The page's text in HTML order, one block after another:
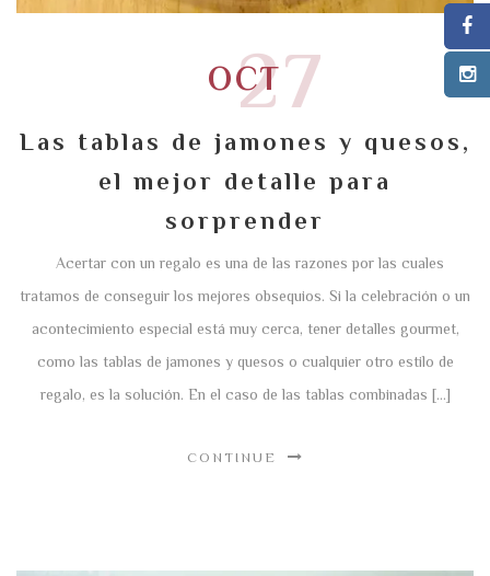
27
OCT
Las tablas de jamones y quesos,
el mejor detalle para
sorprender
Acertar con un regalo es una de las razones por las cuales
tratamos de conseguir los mejores obsequios. Si la celebración o un
acontecimiento especial está muy cerca, tener detalles gourmet,
como las tablas de jamones y quesos o cualquier otro estilo de
regalo, es la solución. En el caso de las tablas combinadas […]
CONTINUE